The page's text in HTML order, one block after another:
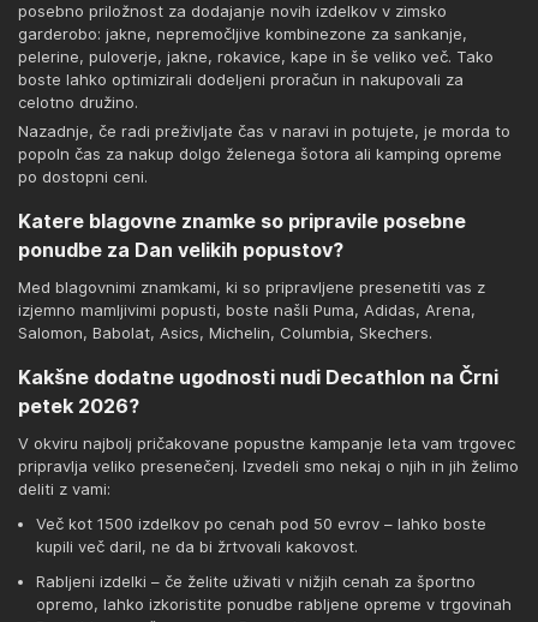
posebno priložnost za dodajanje novih izdelkov v zimsko
garderobo: jakne, nepremočljive kombinezone za sankanje,
pelerine, puloverje, jakne, rokavice, kape in še veliko več. Tako
boste lahko optimizirali dodeljeni proračun in nakupovali za
celotno družino.
Nazadnje, če radi preživljate čas v naravi in potujete, je morda to
popoln čas za nakup dolgo želenega šotora ali kamping opreme
po dostopni ceni.
Katere blagovne znamke so pripravile posebne
ponudbe za Dan velikih popustov?
Med blagovnimi znamkami, ki so pripravljene presenetiti vas z
izjemno mamljivimi popusti, boste našli Puma, Adidas, Arena,
Salomon, Babolat, Asics, Michelin, Columbia, Skechers.
Kakšne dodatne ugodnosti nudi Decathlon na Črni
petek 2026?
V okviru najbolj pričakovane popustne kampanje leta vam trgovec
pripravlja veliko presenečenj. Izvedeli smo nekaj o njih in jih želimo
deliti z vami:
Več kot 1500 izdelkov po cenah pod 50 evrov – lahko boste
kupili več daril, ne da bi žrtvovali kakovost.
Rabljeni izdelki – če želite uživati v nižjih cenah za športno
opremo, lahko izkoristite ponudbe rabljene opreme v trgovinah